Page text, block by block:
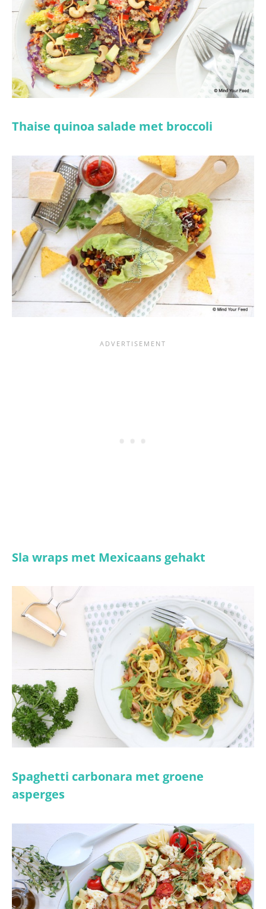
Thaise quinoa salade met broccoli
Sla wraps met Mexicaans gehakt
Spaghetti carbonara met groene
asperges